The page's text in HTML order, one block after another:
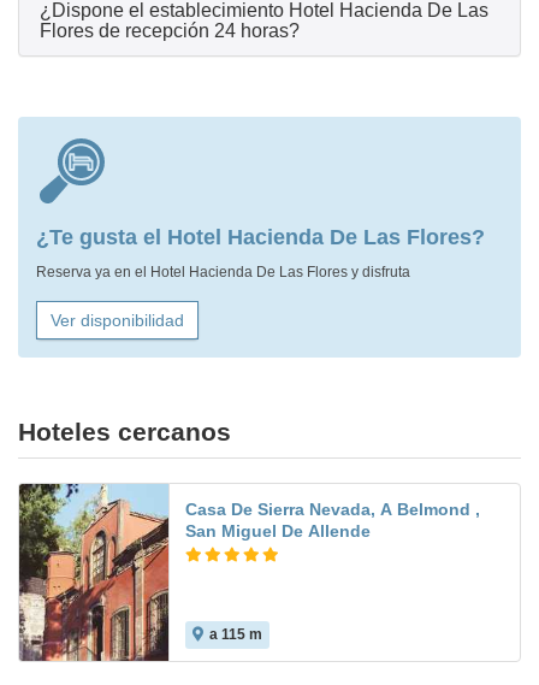
¿Dispone el establecimiento Hotel Hacienda De Las
Flores de recepción 24 horas?
¿Te gusta el Hotel Hacienda De Las Flores?
Reserva ya en el Hotel Hacienda De Las Flores y disfruta
Ver disponibilidad
Hoteles cercanos
Casa De Sierra Nevada, A Belmond ,
San Miguel De Allende
a 115 m